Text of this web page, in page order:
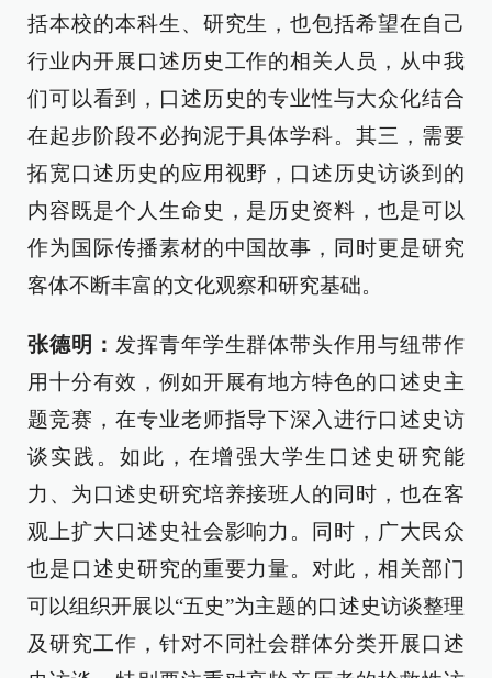
括本校的本科生、研究生，也包括希望在自己
行业内开展口述历史工作的相关人员，从中我
们可以看到，口述历史的专业性与大众化结合
在起步阶段不必拘泥于具体学科。其三，需要
拓宽口述历史的应用视野，口述历史访谈到的
内容既是个人生命史，是历史资料，也是可以
作为国际传播素材的中国故事，同时更是研究
客体不断丰富的文化观察和研究基础。
张德明： 发挥青年学生群体带头作用与纽带作
用十分有效，例如开展有地方特色的口述史主
题竞赛，在专业老师指导下深入进行口述史访
谈实践。如此，在增强大学生口述史研究能
力、为口述史研究培养接班人的同时，也在客
观上扩大口述史社会影响力。同时，广大民众
也是口述史研究的重要力量。对此，相关部门
可以组织开展以“五史”为主题的口述史访谈整理
及研究工作，针对不同社会群体分类开展口述